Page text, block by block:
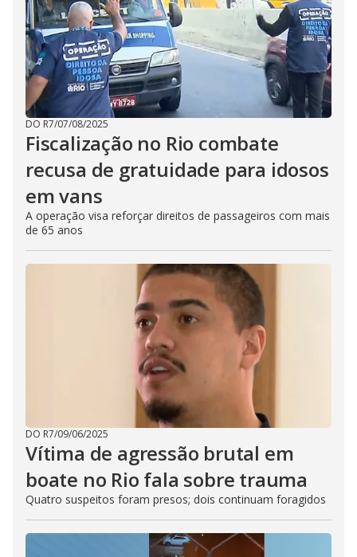
DO R7/07/08/2025
Fiscalização no Rio combate
recusa de gratuidade para idosos
em vans
A operação visa reforçar direitos de passageiros com mais
de 65 anos
DO R7/09/06/2025
Vítima de agressão brutal em
boate no Rio fala sobre trauma
Quatro suspeitos foram presos; dois continuam foragidos